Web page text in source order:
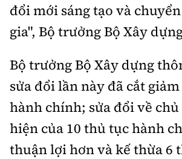
đổi mới sáng tạo và
gia", Bộ trưởng Bộ Xây
Bộ trưởng Bộ Xây dựng
sửa đổi lần này đã cắt
hành chính; sửa đổi về
hiện của 10 thủ tục hành
thuận lợi hơn và kế thừa 6